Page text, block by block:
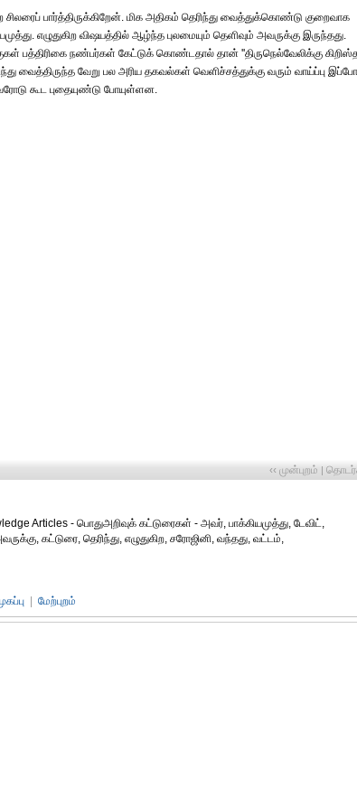
பார்த்திருக்கிறேன். மிக அதிகம் தெரிந்து வைத்துக்கொண்டு குறைவாக
எழுதுகிற விஷயத்தில் ஆழ்ந்த புலமையும் தெளிவும் அவருக்கு இருந்தது.
பத்திரிகை நண்பர்கள் கேட்டுக் கொண்டதால் தான் ''திருநெல்வேலிக்கு
வைத்திருந்த வேறு பல அரிய தகவல்கள் வெளிச்சத்துக்கு வரும் வாய்ப்பு
கூட புதையுண்டு போயுள்ளன.
‹‹ முன்புறம் |
Articles - பொதுஅறிவுக் கட்டுரைகள் - அவர், பாக்கியமுத்து, டேவிட்,
கட்டுரை, தெரிந்து, எழுதுகிற, சரோஜினி, வந்தது, வட்டம்,
மேற்புறம்